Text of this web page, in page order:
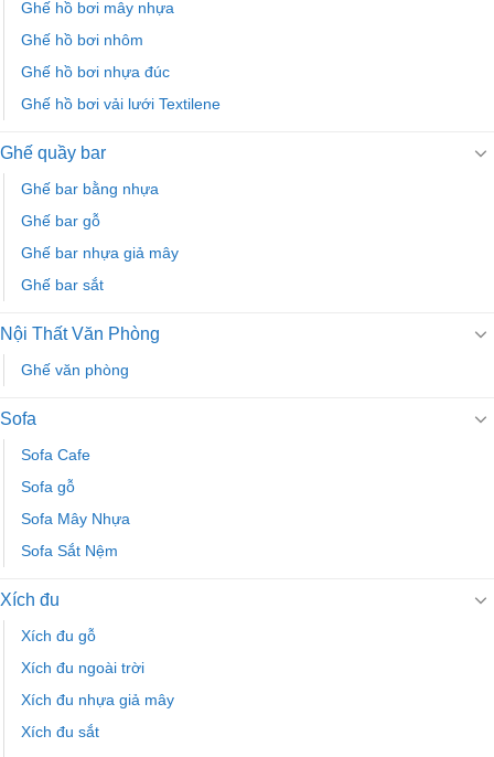
Ghế hồ bơi mây nhựa
Ghế hồ bơi nhôm
Ghế hồ bơi nhựa đúc
Ghế hồ bơi vải lưới Textilene
Ghế quầy bar
Ghế bar bằng nhựa
Ghế bar gỗ
Ghế bar nhựa giả mây
Ghế bar sắt
Nội Thất Văn Phòng
Ghế văn phòng
Sofa
Sofa Cafe
Sofa gỗ
Sofa Mây Nhựa
Sofa Sắt Nệm
Xích đu
Xích đu gỗ
Xích đu ngoài trời
Xích đu nhựa giả mây
Xích đu sắt